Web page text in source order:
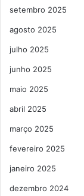
setembro 2025
agosto 2025
julho 2025
junho 2025
maio 2025
abril 2025
março 2025
fevereiro 2025
janeiro 2025
dezembro 2024